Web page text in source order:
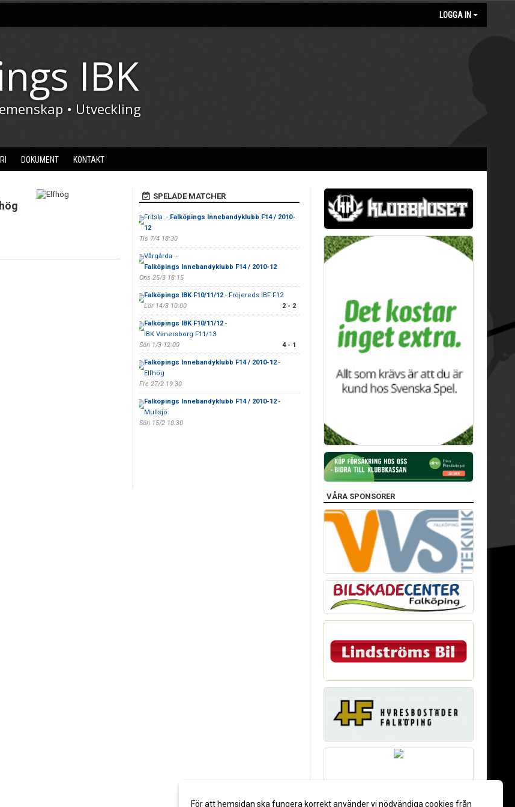
LOGGA IN
IBK
• Utveckling
DOKUMENT KONTAKT
SPELADE MATCHER
Fritsla - Falköpings Innebandyklubb F14 / 2010-
12
Tis 7/4 18:30
Vårgårda -
Falköpings Innebandyklubb F14 / 2010-12
Ons 25/3 18:15
Falköpings IBK F10/11/12- Fröjereds IBF F12
Lör 14/3 10:00
2 - 2
Falköpings IBK F10/11/12-
IBK Vänersborg F11/13
Sön 1/3 12:00
4 - 1
Falköpings Innebandyklubb F14 / 2010-12-
Elfhög
Fre 27/2 19:30
Falköpings Innebandyklubb F14 / 2010-12-
Mullsjö
Sön 15/2 10:30
VÅRA SPONSORER
För att hemsidan ska fungera korrekt använder vi nödvändiga cookies från